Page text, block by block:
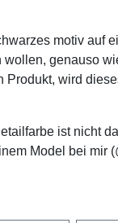
motiv auf
wollen, genauso
Produkt, wird
ist nicht
Model bei mir